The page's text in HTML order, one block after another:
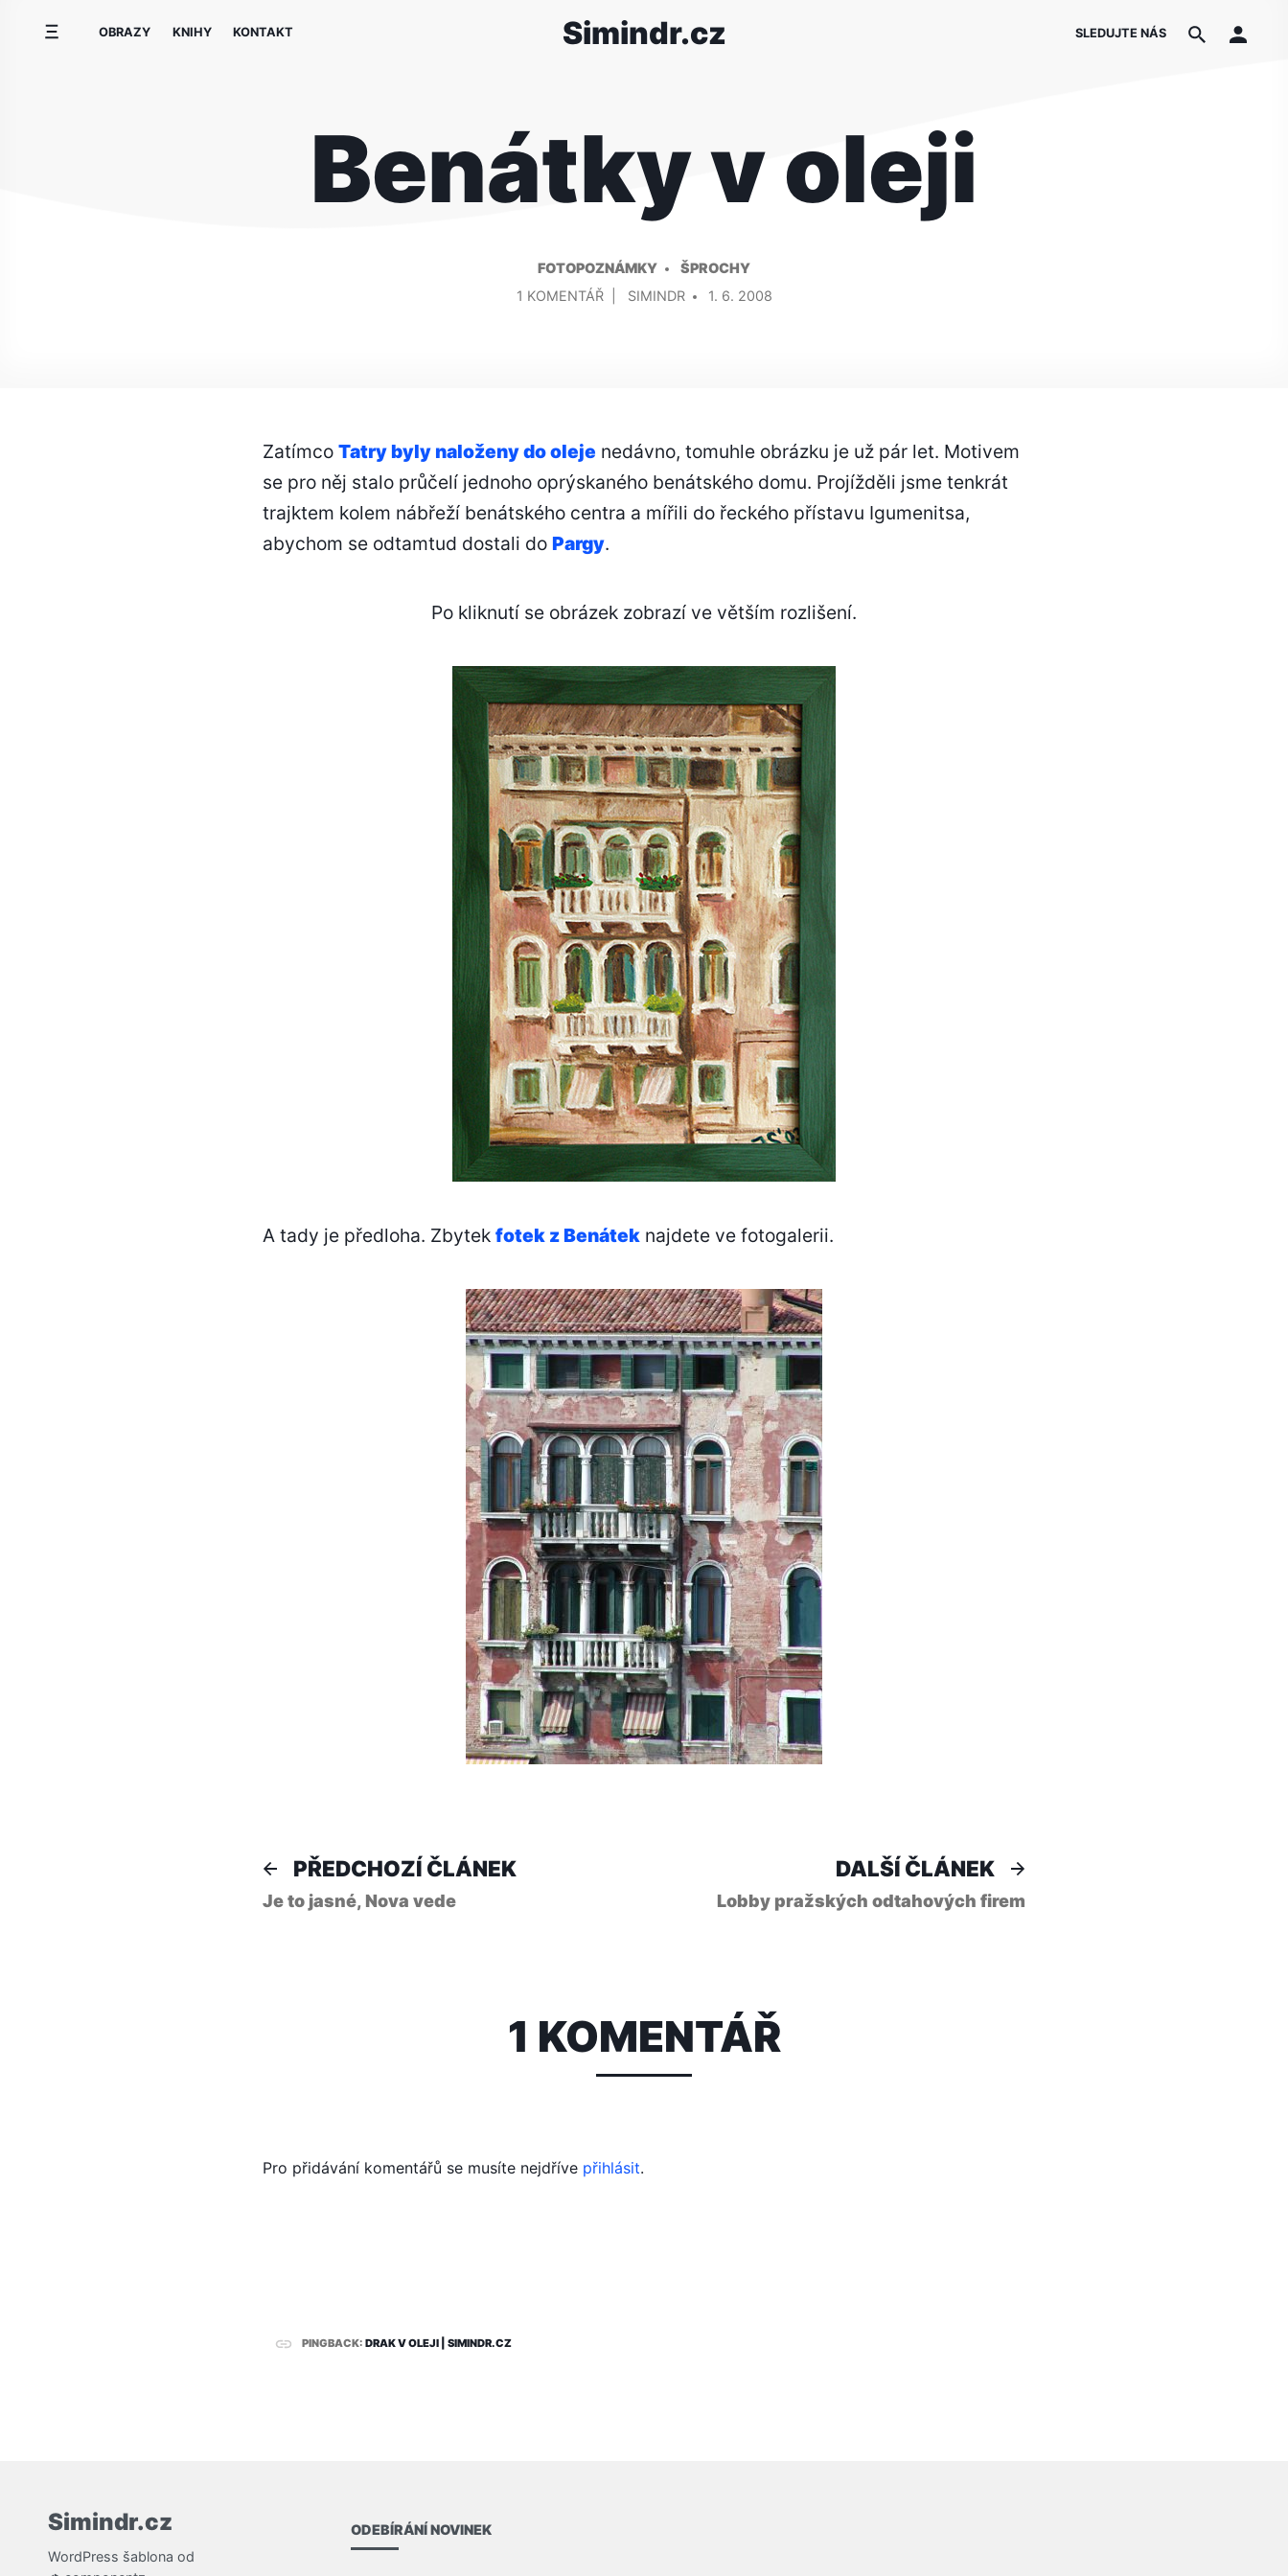
OBRAZY KNIHY KONTAKT Simindr.cz SLEDUJTE NÁS
Benátky v oleji
FOTOPOZNÁMKY
ŠPROCHY
1 KOMENTÁŘU
PŘIDAL/A
SIMINDR 1. 6. 2008
Zatímco Tatry byly naloženy do oleje nedávno, tomuhle obrázku je už pár let. Motivem
se pro něj stalo průčelí jednoho oprýskaného benátského domu. Projížděli jsme tenkrát
trajktem kolem nábřeží benátského centra a mířili do řeckého přístavu Igumenitsa,
abychom se odtamtud dostali do Pargy.
Po kliknutí se obrázek zobrazí ve větším rozlišení.
A tady je předloha. Zbytek fotek z Benátek najdete ve fotogalerii.
Navigace
pro
PŘEDCHOZÍ ČLÁNEKPředchozí
Je to jasné, Nova vede
DALŠÍ ČLÁNEK
Lobby pražských odtahových firem
1 KOMENTÁŘ
Pro přidávání komentářů se musíte nejdříve přihlásit.
PINGBACK: DRAK V OLEJI | SIMINDR.CZ
Simindr.cz
WordPress šablona od
ODEBÍRÁNÍ NOVINEK